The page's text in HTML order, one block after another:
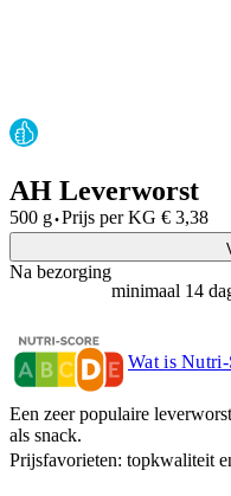
AH Leverworst
500 g·Prijs per KG € 3,38
Na bezorging
minimaal 14
Wat is Nutri-
Een zeer populaire
als snack.
Prijsfavorieten: topkwaliteit